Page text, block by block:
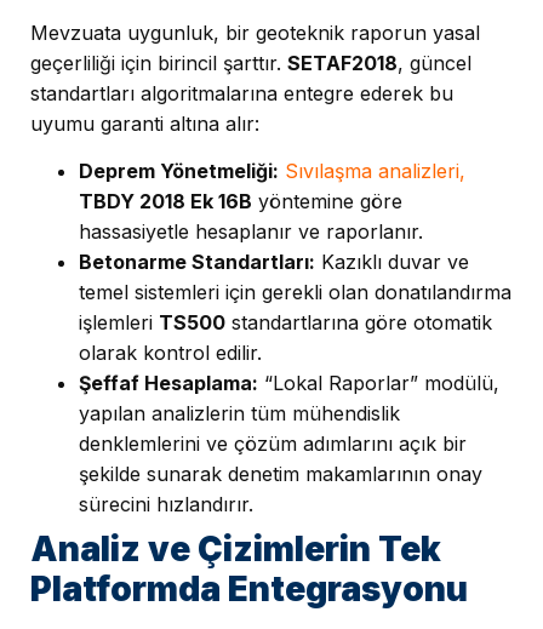
Mevzuata uygunluk, bir geoteknik raporun yasal
geçerliliği için birincil şarttır. SETAF2018, güncel
standartları algoritmalarına entegre ederek bu
uyumu garanti altına alır:
Deprem Yönetmeliği: Sıvılaşma analizleri,
TBDY 2018 Ek 16B yöntemine göre
hassasiyetle hesaplanır ve raporlanır.
Betonarme Standartları: Kazıklı duvar ve
temel sistemleri için gerekli olan donatılandırma
işlemleri TS500 standartlarına göre otomatik
olarak kontrol edilir.
Şeffaf Hesaplama: “Lokal Raporlar” modülü,
yapılan analizlerin tüm mühendislik
denklemlerini ve çözüm adımlarını açık bir
şekilde sunarak denetim makamlarının onay
sürecini hızlandırır.
Analiz ve Çizimlerin Tek
Platformda Entegrasyonu